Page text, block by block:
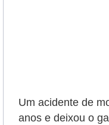
Um acidente de
anos e deixou o